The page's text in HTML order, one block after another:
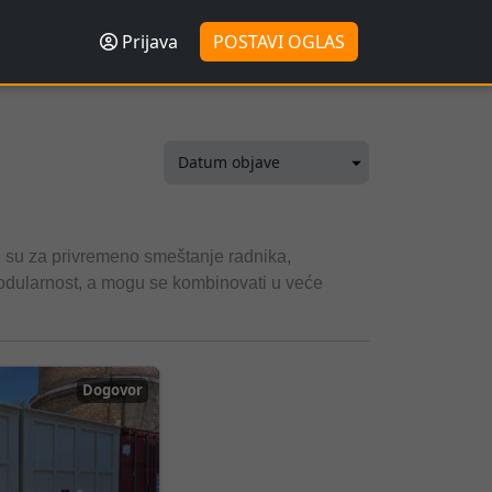
Prijava POSTAVI OGLAS
za privremeno smeštanje radnika,
a mogu se kombinovati u veće
Dogovor